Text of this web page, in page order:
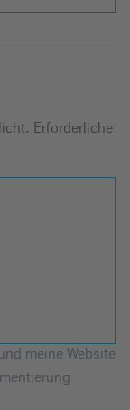
Erforderliche
meine Website